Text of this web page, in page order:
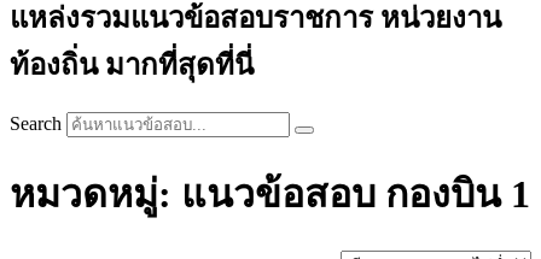
แหล่งรวมแนวข้อสอบราชการ หน่วยงาน
ท้องถิ่น มากที่สุดที่นี่
Search
หมวดหมู่: แนวข้อสอบ กองบิน 1